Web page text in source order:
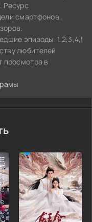
Ресурс
смартфонов,
эпизоды: 1,2,3,4,5
любителей
просмотра в